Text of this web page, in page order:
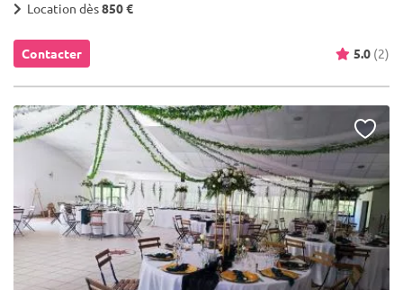
Location dès850 €
Contacter 5.0 (2)